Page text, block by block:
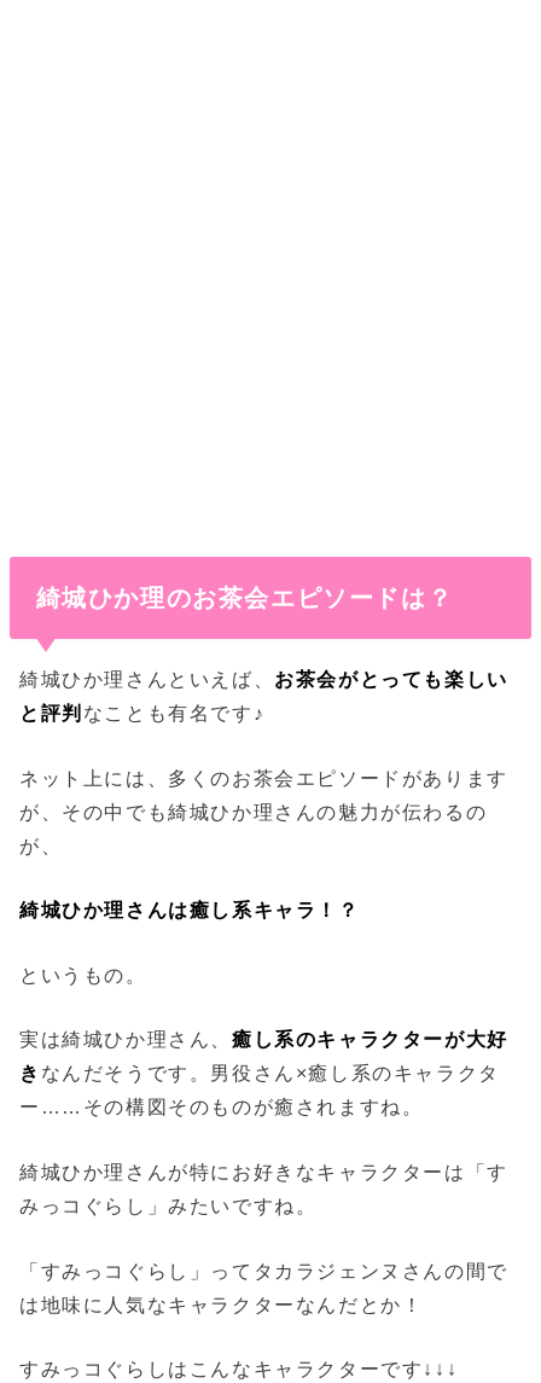
綺城ひか理のお茶会エピソードは？
綺城ひか理さんといえば、 お茶会がとっても楽しい
と評判 なことも有名です♪
ネット上には、多くのお茶会エピソードがあります
が、その中でも綺城ひか理さんの魅力が伝わるの
が、
綺城ひか理さんは癒し系キャラ！？
というもの。
実は綺城ひか理さん、 癒し系のキャラクターが大好
き なんだそうです。男役さん×癒し系のキャラクタ
ー……その構図そのものが癒されますね。
綺城ひか理さんが特にお好きなキャラクターは「す
みっコぐらし」みたいですね。
「すみっコぐらし」ってタカラジェンヌさんの間で
は地味に人気なキャラクターなんだとか！
すみっコぐらしはこんなキャラクターです↓↓↓